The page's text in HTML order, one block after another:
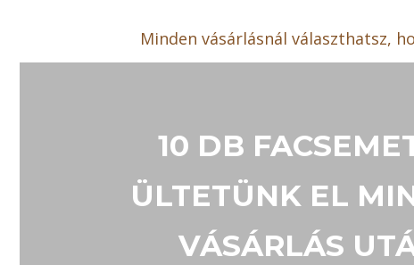
Minden vásárlásnál választhatsz,
10 DB
ÜLTETÜNK EL
VÁSÁRLÁS